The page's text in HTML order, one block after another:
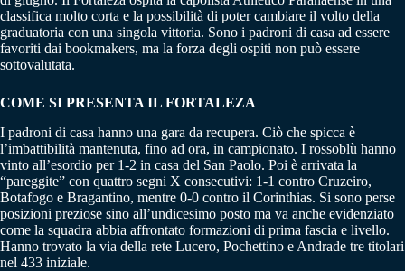
classifica molto corta e la possibilità di poter cambiare il volto della
graduatoria con una singola vittoria. Sono i padroni di casa ad essere
favoriti dai bookmakers, ma la forza degli ospiti non può essere
sottovalutata.
COME SI PRESENTA IL FORTALEZA
I padroni di casa hanno una gara da recupera. Ciò che spicca è
l’imbattibilità mantenuta, fino ad ora, in campionato. I rossoblù hanno
vinto all’esordio per 1-2 in casa del San Paolo. Poi è arrivata la
“pareggite” con quattro segni X consecutivi: 1-1 contro Cruzeiro,
Botafogo e Bragantino, mentre 0-0 contro il Corinthias. Si sono perse
posizioni preziose sino all’undicesimo posto ma va anche evidenziato
come la squadra abbia affrontato formazioni di prima fascia e livello.
Hanno trovato la via della rete Lucero, Pochettino e Andrade tre titolari
nel 433 iniziale.